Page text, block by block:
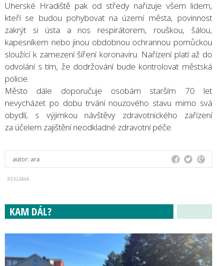
Uherské Hradiště pak od středy nařizuje všem lidem,
kteří se budou pohybovat na území města, povinnost
zakrýt si ústa a nos respirátorem, rouškou, šálou,
kapesníkem nebo jinou obdobnou ochrannou pomůckou
sloužící k zamezení šíření koronaviru. Nařízení platí až do
odvolání s tím, že dodržování bude kontrolovat městská
policie.
Město dále doporučuje osobám starším 70 let
nevycházet po dobu trvání nouzového stavu mimo svá
obydlí, s výjimkou návštěvy zdravotnického zařízení
za účelem zajištění neodkladné zdravotní péče.
autor: ara
KAM DÁL?